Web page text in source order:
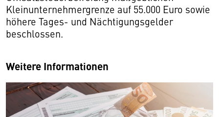
Kleinunternehmergrenze auf 55.000 Euro sowie
höhere Tages- und Nächtigungsgelder
beschlossen.
Weitere Informationen